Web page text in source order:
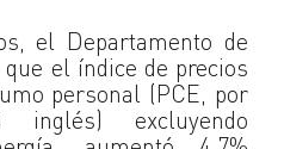
el Departamento de
el índice de precios
personal (PCE, por
excluyendo